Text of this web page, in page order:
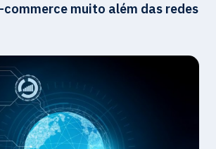
muito além das redes